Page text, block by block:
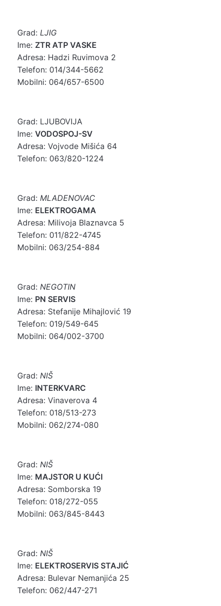
Grad: LJIG
Ime: ZTR ATP VASKE
Adresa: Hadzi Ruvimova 2
Telefon: 014/344-5662
Mobilni: 064/657-6500
Grad: LJUBOVIJA
Ime: VODOSPOJ-SV
Adresa: Vojvode Mišića 64
Telefon: 063/820-1224
Grad: MLADENOVAC
Ime: ELEKTROGAMA
Adresa: Milivoja Blaznavca 5
Telefon: 011/822-4745
Mobilni: 063/254-884
Grad: NEGOTIN
Ime: PN SERVIS
Adresa: Stefanije Mihajlović 19
Telefon: 019/549-645
Mobilni: 064/002-3700
Grad: NIŠ
Ime: INTERKVARC
Adresa: Vinaverova 4
Telefon: 018/513-273
Mobilni: 062/274-080
Grad: NIŠ
Ime: MAJSTOR U KUĆI
Adresa: Somborska 19
Telefon: 018/272-055
Mobilni: 063/845-8443
Grad: NIŠ
Ime: ELEKTROSERVIS STAJIĆ
Adresa: Bulevar Nemanjića 25
Telefon: 062/447-271